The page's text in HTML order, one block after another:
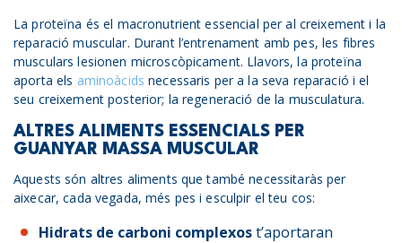
La proteïna és el macronutrient essencial per al creixement i la
reparació muscular. Durant l’entrenament amb pes, les fibres
musculars lesionen microscòpicament. Llavors, la proteïna
aporta els aminoàcids necessaris per a la seva reparació i el
seu creixement posterior; la regeneració de la musculatura.
ALTRES ALIMENTS ESSENCIALS PER
GUANYAR MASSA MUSCULAR
Aquests són altres aliments que també necessitaràs per
aixecar, cada vegada, més pes i esculpir el teu cos:
Hidrats de carboni complexost’aportaran